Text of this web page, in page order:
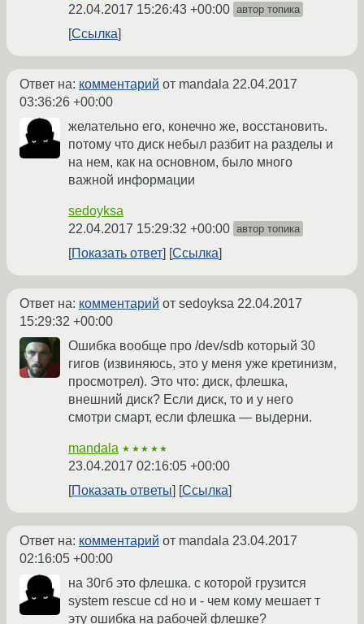
22.04.2017 15:26:43 +00:00 автор топика
Ссылка
Ответ на: комментарий от mandala 22.04.2017
03:36:26 +00:00
желательно его, конечно же, восстановить.
потому что диск небыл разбит на разделы и
на нем, как на основном, было много
важной информации
sedoyksa
22.04.2017 15:29:32 +00:00 автор топика
Показать ответ Ссылка
Ответ на: комментарий от sedoyksa 22.04.2017
15:29:32 +00:00
Ошибка вообще про /dev/sdb который 30
гигов (извиняюсь, это у меня уже кретинизм,
просмотрел). Это что: диск, флешка,
внешний диск? Если диск, то и у него
смотри смарт, если флешка — выдерни.
mandala ★★★★★
23.04.2017 02:16:05 +00:00
Показать ответы
Ссылка
Ответ на: комментарий от mandala 23.04.2017
02:16:05 +00:00
на 30гб это флешка. с которой грузится
system rescue cd но и - чем кому мешает т
эту ошибка на рабочей флешке?